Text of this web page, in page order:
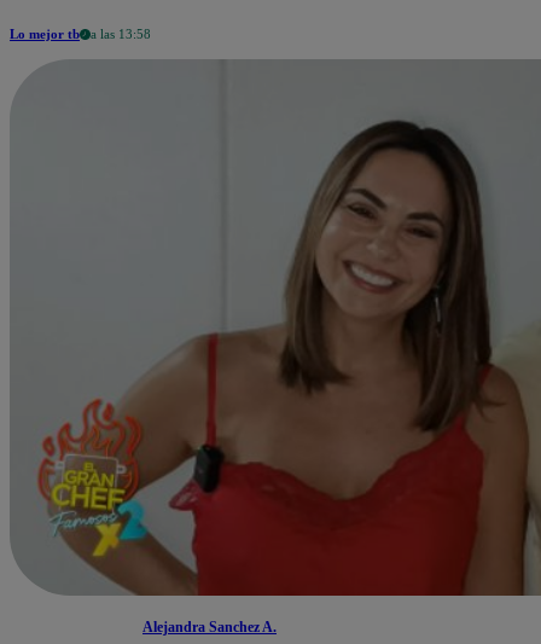
Lo mejor tb a las 13:58
Alejandra Sanchez A.